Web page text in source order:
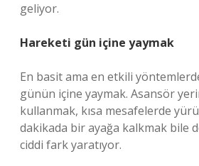
geliyor.
Hareketi gün içine yaymak
En basit ama en etkili
günün içine yaymak. Asansör
kullanmak, kısa mesafelerde
dakikada bir ayağa kalkmak bile
ciddi fark yaratıyor.